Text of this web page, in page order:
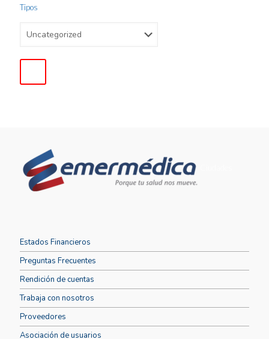
Tipos
Estados Financieros
Preguntas Frecuentes
Rendición de cuentas
Trabaja con nosotros
Proveedores
Asociación de usuarios